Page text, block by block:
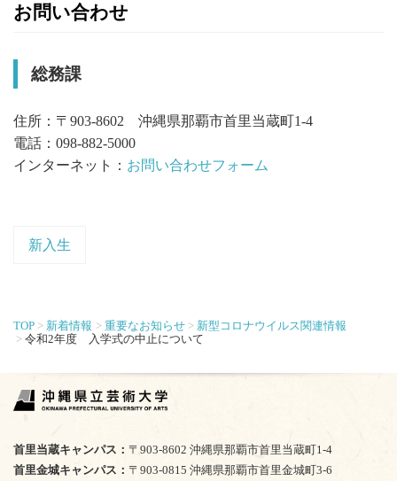
お問い合わせ
総務課
住所：〒903-8602 沖縄県那覇市首里当蔵町1-4
電話：098-882-5000
インターネット： お問い合わせフォーム
新入生
TOP 新着情報 重要なお知らせ
新型コロナウイルス関連情報
令和2年度 入学式の中止について
首里当蔵キャンパス
〒903-8602 沖縄県那覇市首里当蔵町1-4
首里金城キャンパス
〒903-0815 沖縄県那覇市首里金城町3-6